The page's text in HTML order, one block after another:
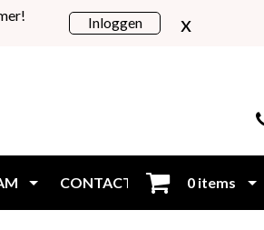
Inloggen x
CONTACT Inloggen
0 items